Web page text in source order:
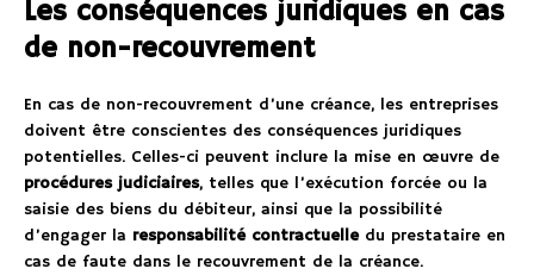
Les conséquences juridiques en cas
de non-recouvrement
En cas de non-recouvrement d’une créance, les entreprises
doivent être conscientes des conséquences juridiques
potentielles. Celles-ci peuvent inclure la mise en œuvre de
procédures judiciaires, telles que l’exécution forcée ou la
saisie des biens du débiteur, ainsi que la possibilité
d’engager la responsabilité contractuelledu prestataire en
cas de faute dans le recouvrement de la créance.